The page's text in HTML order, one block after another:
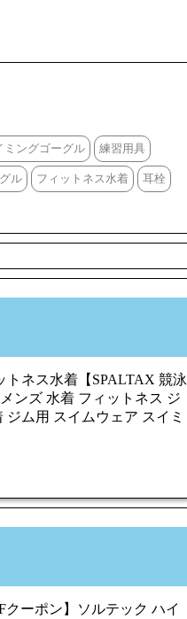
ミングゴーグル 練習用具
ル フィットネス水着 耳栓
トネス水着【SPALTAX 競泳
ンズ 水着 フィットネス ジ
ム用 スイムウェア スイミ
クーポン】ソルテック ハイ